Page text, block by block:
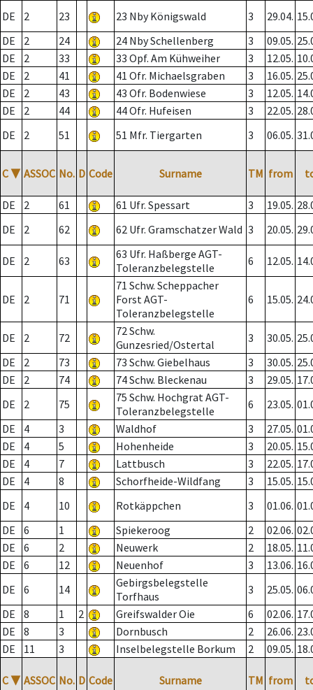
DE
2 23 23 Nby Königswald 3 29.04.
DE
2 24 24 Nby Schellenberg 3 09.05.
DE
2 33 33 Opf. Am Kühweiher 3 12.05.
DE
2 41 41 Ofr. Michaelsgraben 3 16.05.
DE
2 43 43 Ofr. Bodenwiese 3 12.05.
DE
2 44 44 Ofr. Hufeisen 3 22.05.
DE
2 51 51 Mfr. Tiergarten 3 06.05.
C ▼ ASSOC No. D Code Surname TM from
DE 2 61 61 Ufr. Spessart 3 19.05.
DE
2 62 62 Ufr. Gramschatzer Wald 3 20.05.
DE 2 63
63 Ufr. Haßberge AGT-
Toleranzbelegstelle
6 12.05.
DE 2 71
71 Schw. Scheppacher
Forst AGT-
Toleranzbelegstelle
6 15.05.
DE 2 72
72 Schw.
Gunzesried/Ostertal
3 30.05.
DE
2 73 73 Schw. Giebelhaus 3 30.05.
DE
2 74 74 Schw. Bleckenau 3 29.05.
DE
2 75
75 Schw. Hochgrat AGT-
Toleranzbelegstelle
6 23.05.
DE
4 3 Waldhof 3 27.05.
DE
4 5 Hohenheide 3 20.05.
DE
4 7 Lattbusch 3 22.05.
DE
4 8 Schorfheide-Wildfang 3 15.05.
DE
4 10 Rotkäppchen 3 01.06.
DE
6 1 Spiekeroog 2 02.06.
DE
6 2 Neuwerk 2 18.05.
DE
6 12 Neuenhof 3 13.06.
DE
6 14
Gebirgsbelegstelle
Torfhaus
3 25.05.
DE
8 1 2 Greifswalder Oie 6 02.06.
DE
8 3 Dornbusch 2 26.06.
DE
11 3 Inselbelegstelle Borkum 2 09.05.
C ▼ ASSOC No. D Code Surname TM from